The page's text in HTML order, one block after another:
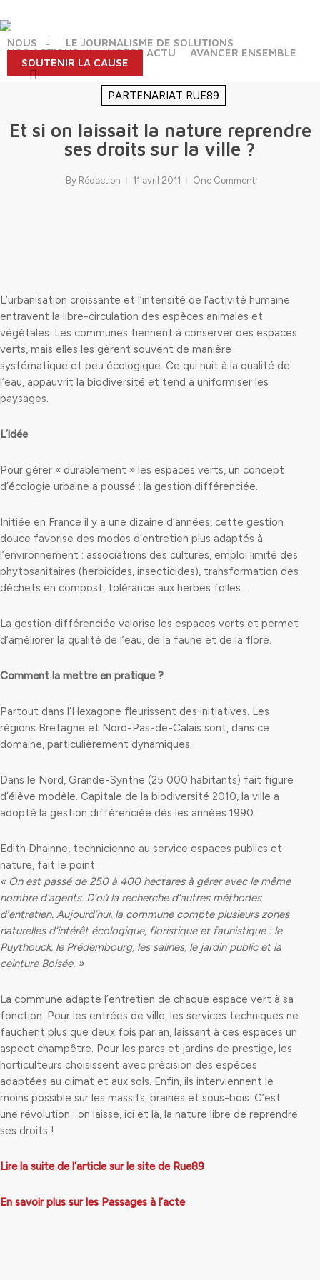
to
main
content
NOUS
LE JOURNALISME DE SOLUTIONS
NOS ACTIONS
NOTRE ACTU
AVANCER ENSEMBLE
SOUTENIR LA CAUSE
search
PARTENARIAT RUE89
Et si on laissait la nature reprendre
ses droits sur la ville ?
By Rédaction 11 avril 2011 One Comment
L’urbanisation croissante et l’intensité de l’activité humaine
entravent la libre-circulation des espèces animales et
végétales. Les communes tiennent à conserver des espaces
verts, mais elles les gèrent souvent de manière
systématique et peu écologique. Ce qui nuit à la qualité de
l’eau, appauvrit la biodiversité et tend à uniformiser les
paysages.
L’idée
Pour gérer « durablement » les espaces verts, un concept
d’écologie urbaine a poussé : la gestion différenciée.
Initiée en France il y a une dizaine d’années, cette gestion
douce favorise des modes d’entretien plus adaptés à
l’environnement : associations des cultures, emploi limité des
phytosanitaires (herbicides, insecticides), transformation des
déchets en compost, tolérance aux herbes folles…
La gestion différenciée valorise les espaces verts et permet
d’améliorer la qualité de l’eau, de la faune et de la flore.
Comment la mettre en pratique ?
Partout dans l’Hexagone fleurissent des initiatives. Les
régions Bretagne et Nord-Pas-de-Calais sont, dans ce
domaine, particulièrement dynamiques.
Dans le Nord, Grande-Synthe (25 000 habitants) fait figure
d’élève modèle. Capitale de la biodiversité 2010, la ville a
adopté la gestion différenciée dès les années 1990.
Edith Dhainne, technicienne au service espaces publics et
nature, fait le point :
« On est passé de 250 à 400 hectares à gérer avec le même
nombre d’agents. D’où la recherche d’autres méthodes
d’entretien. Aujourd’hui, la commune compte plusieurs zones
naturelles d’intérêt écologique, floristique et faunistique : le
Puythouck, le Prédembourg, les salines, le jardin public et la
ceinture Boisée. »
La commune adapte l’entretien de chaque espace vert à sa
fonction. Pour les entrées de ville, les services techniques ne
fauchent plus que deux fois par an, laissant à ces espaces un
aspect champêtre. Pour les parcs et jardins de prestige, les
horticulteurs choisissent avec précision des espèces
adaptées au climat et aux sols. Enfin, ils interviennent le
moins possible sur les massifs, prairies et sous-bois. C’est
une révolution : on laisse, ici et là, la nature libre de reprendre
ses droits !
Lire la suite de l’article sur le site de Rue89
En savoir plus sur les Passages à l’acte